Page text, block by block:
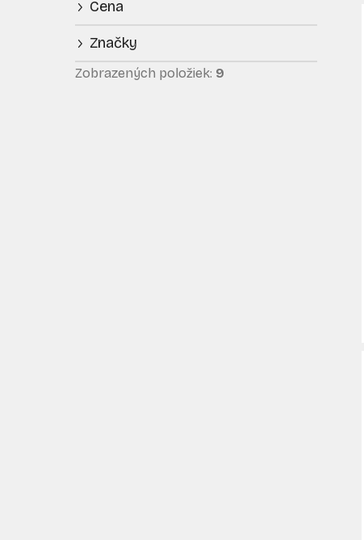
a
Cena
Značky
Zobrazených položiek: 9